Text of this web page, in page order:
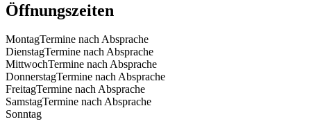
Öffnungszeiten
MontagTermine nach Absprache
DienstagTermine nach Absprache
MittwochTermine nach Absprache
DonnerstagTermine nach Absprache
FreitagTermine nach Absprache
SamstagTermine nach Absprache
Sonntag